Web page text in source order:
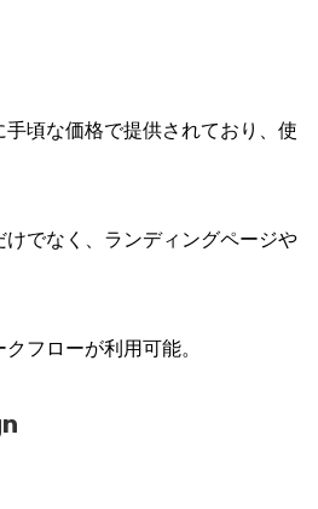
頃な価格で提供されており、使
でなく、ランディングページや
フローが利用可能。